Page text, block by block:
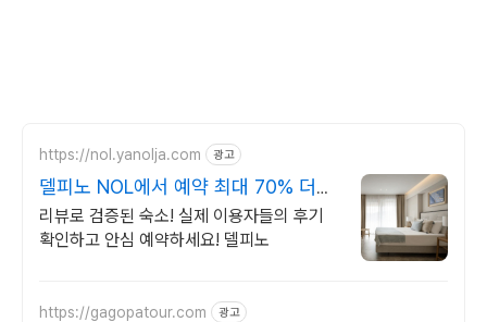
https://nol.yanolja.com 광고
델피노 NOL에서 예약 최대 70% 더블
업 할인!
리뷰로 검증된 숙소! 실제 이용자들의 후기
확인하고 안심 예약하세요! 델피노
https://gagopatour.com 광고